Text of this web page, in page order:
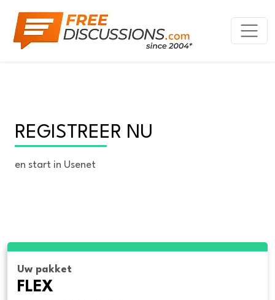
REGISTREER NU
en start in Usenet
Uw pakket
FLEX